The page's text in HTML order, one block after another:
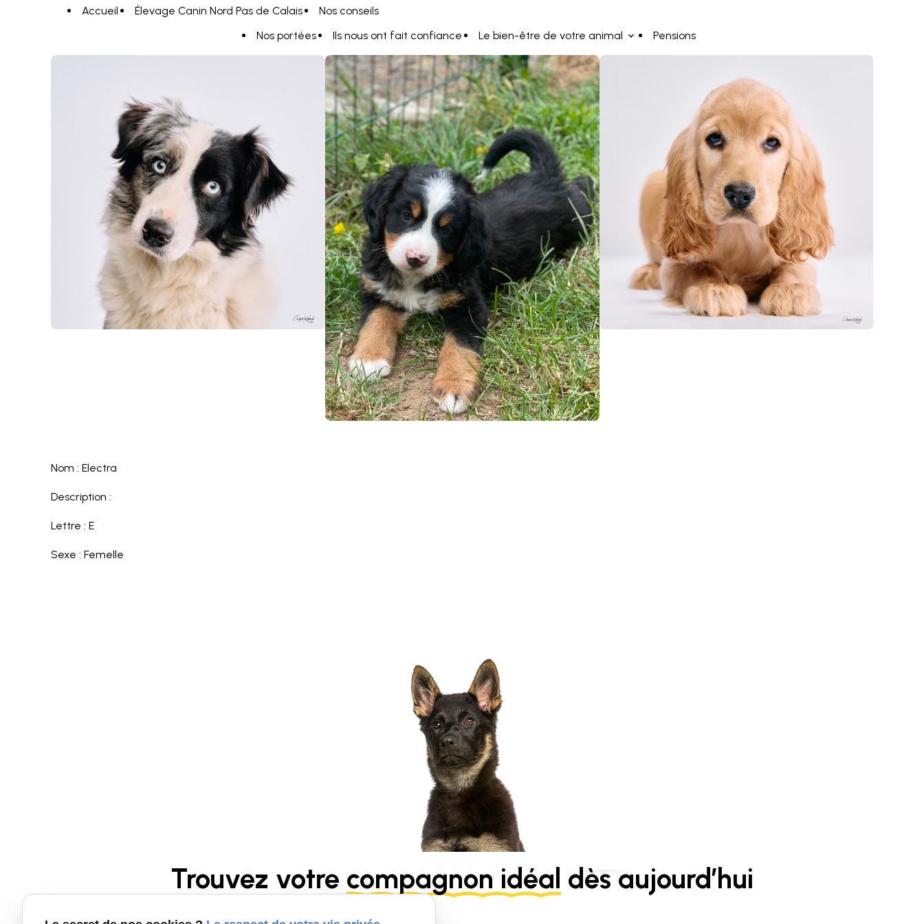
Accueil Élevage Canin Nord Pas de Calais
Nos conseils
Nos portées
Ils nous ont fait confiance Le bien-être de votre animal Pensions
Nom : Electra
Description :
Lettre : E
Sexe : Femelle
Trouvez votre compagnon idéal dès aujourd’hui
Panneau de gestion des cookies